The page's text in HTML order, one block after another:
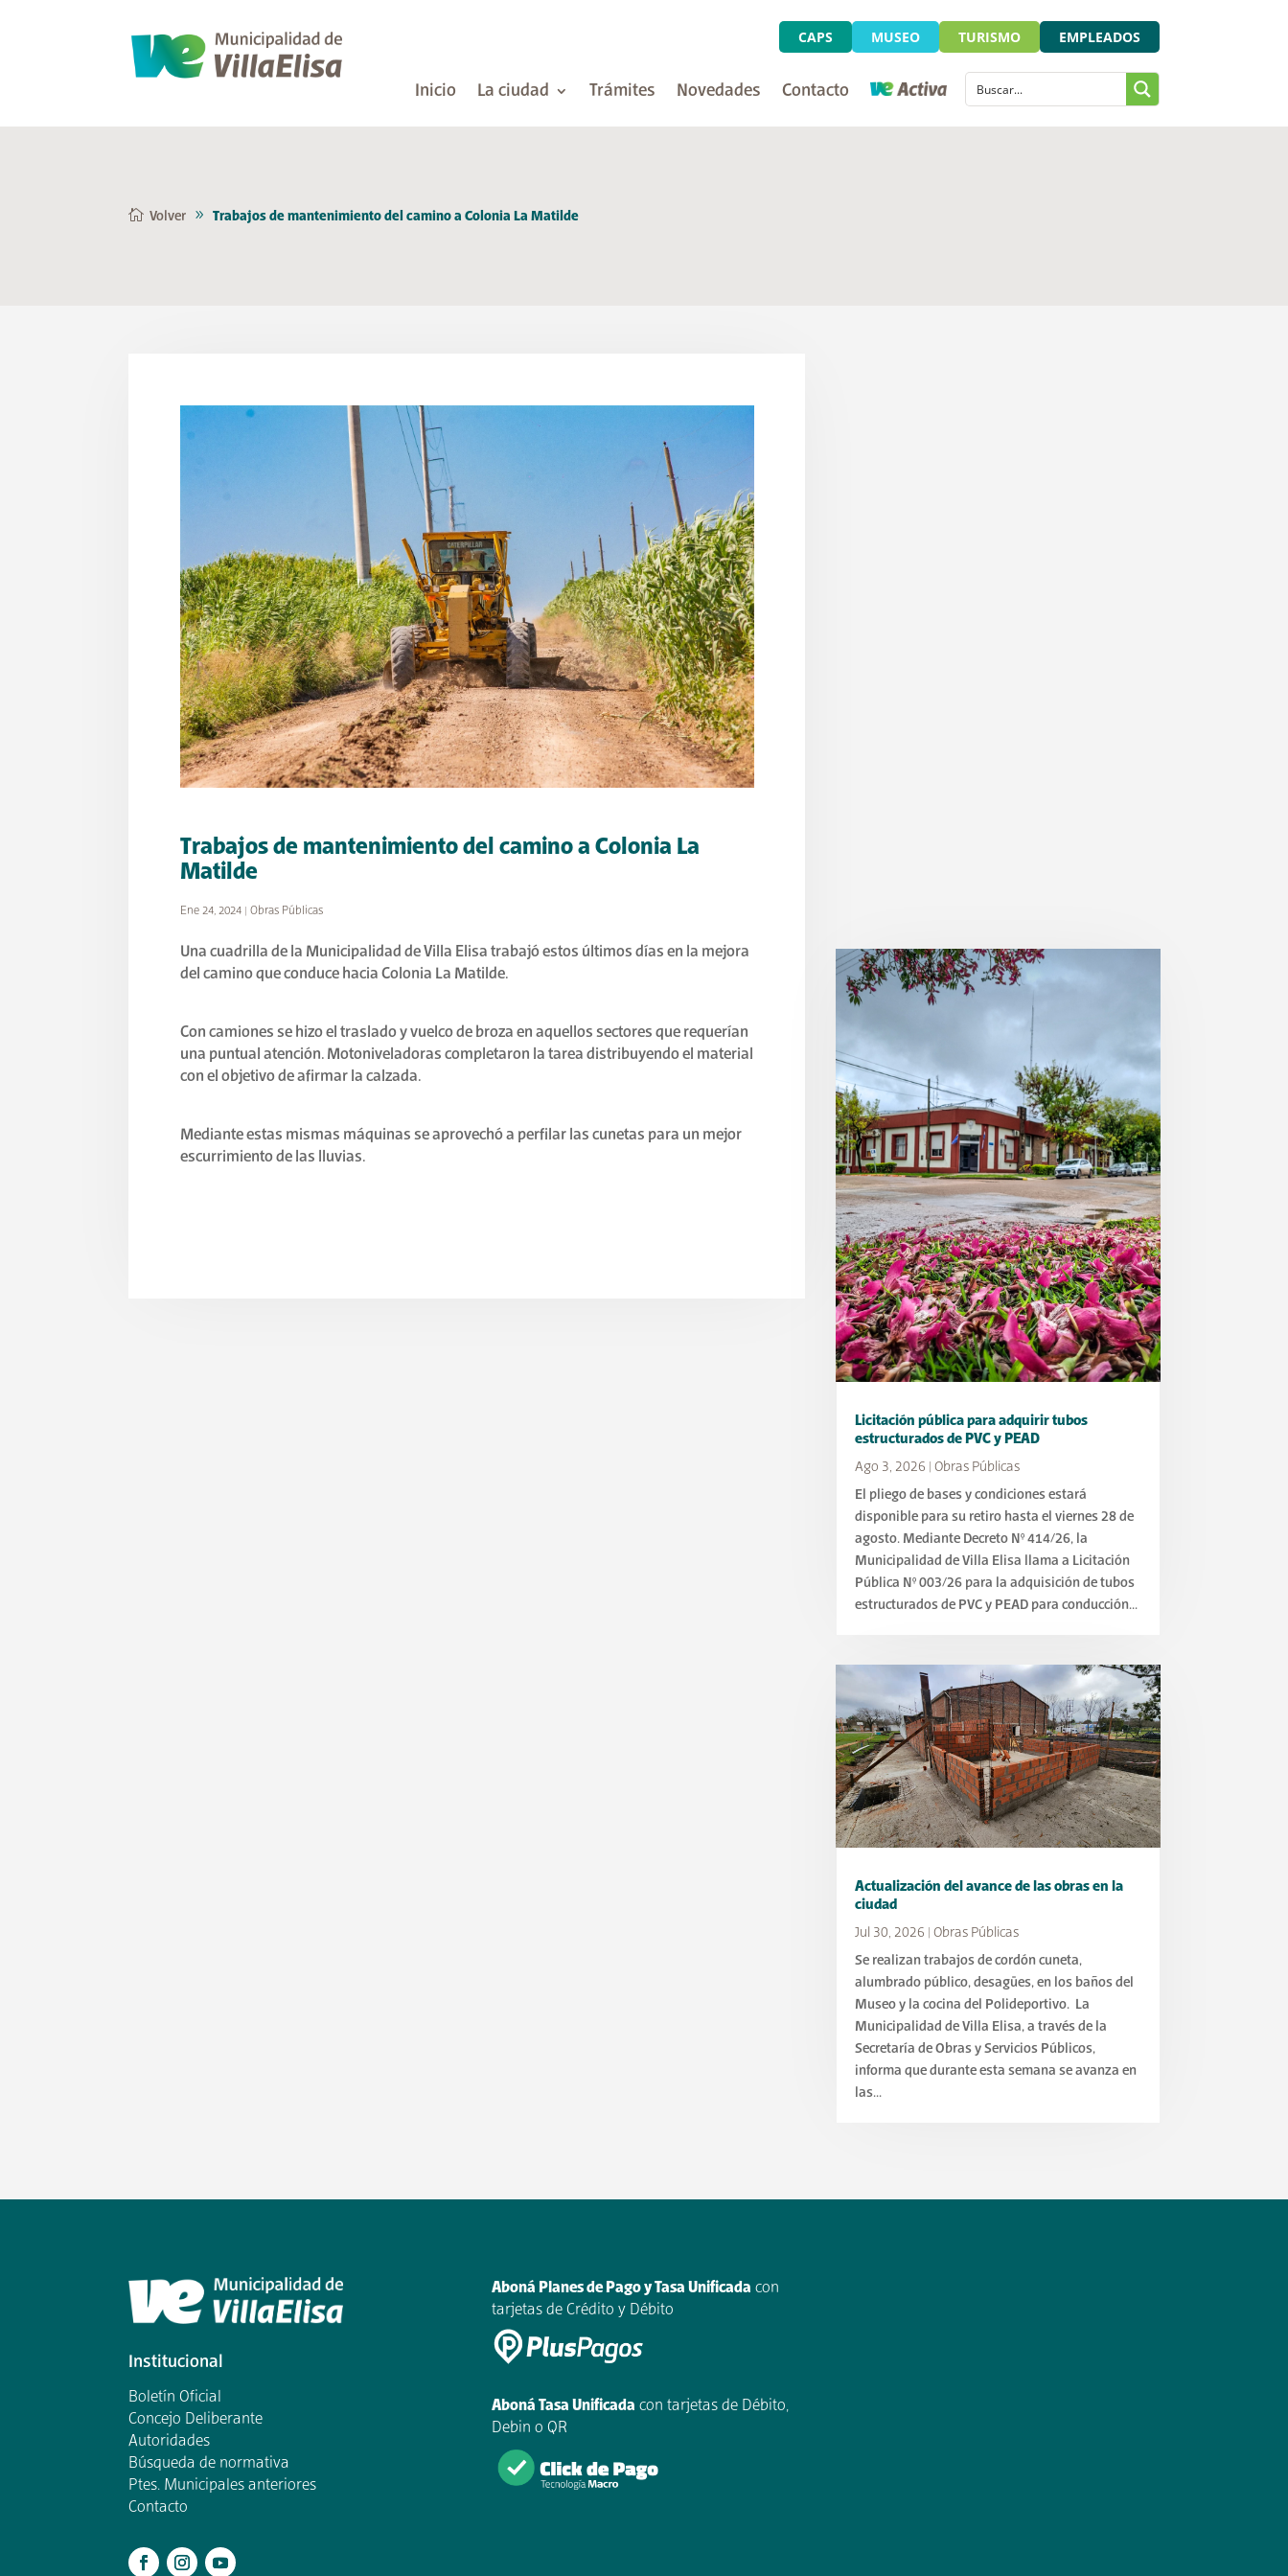
CAPS MUSEO TURISMO EMPLEADOS
Inicio La ciudad Trámites Novedades Contacto
Volver Trabajos de mantenimiento del camino a Colonia La Matilde
Trabajos de mantenimiento del camino a Colonia La
Matilde
Ene 24, 2024 |Obras Públicas
Una cuadrilla de la Municipalidad de Villa Elisa trabajó estos últimos días en la mejora
del camino que conduce hacia Colonia La Matilde.
Con camiones se hizo el traslado y vuelco de broza en aquellos sectores que requerían
una puntual atención. Motoniveladoras completaron la tarea distribuyendo el material
con el objetivo de afirmar la calzada.
Mediante estas mismas máquinas se aprovechó a perfilar las cunetas para un mejor
escurrimiento de las lluvias.
Licitación pública para adquirir tubos
estructurados de PVC y PEAD
Ago 3, 2026
Obras Públicas
El pliego de bases y condiciones estará
disponible para su retiro hasta el viernes 28 de
agosto. Mediante Decreto N° 414/26, la
Municipalidad de Villa Elisa llama a Licitación
Pública N° 003/26 para la adquisición de tubos
estructurados de PVC y PEAD para conducción...
Actualización del avance de las obras en la
ciudad
Jul 30, 2026
Obras Públicas
Se realizan trabajos de cordón cuneta,
alumbrado público, desagües, en los baños del
Museo y la cocina del Polideportivo. La
Municipalidad de Villa Elisa, a través de la
Secretaría de Obras y Servicios Públicos,
informa que durante esta semana se avanza en
las...
Institucional
Boletín Oficial
Concejo Deliberante
Autoridades
Búsqueda de normativa
Ptes. Municipales anteriores
Contacto
Aboná Planes de Pago y Tasa Unificada con
tarjetas de Crédito y Débito
Aboná Tasa Unificada con tarjetas de Débito,
Debin o QR